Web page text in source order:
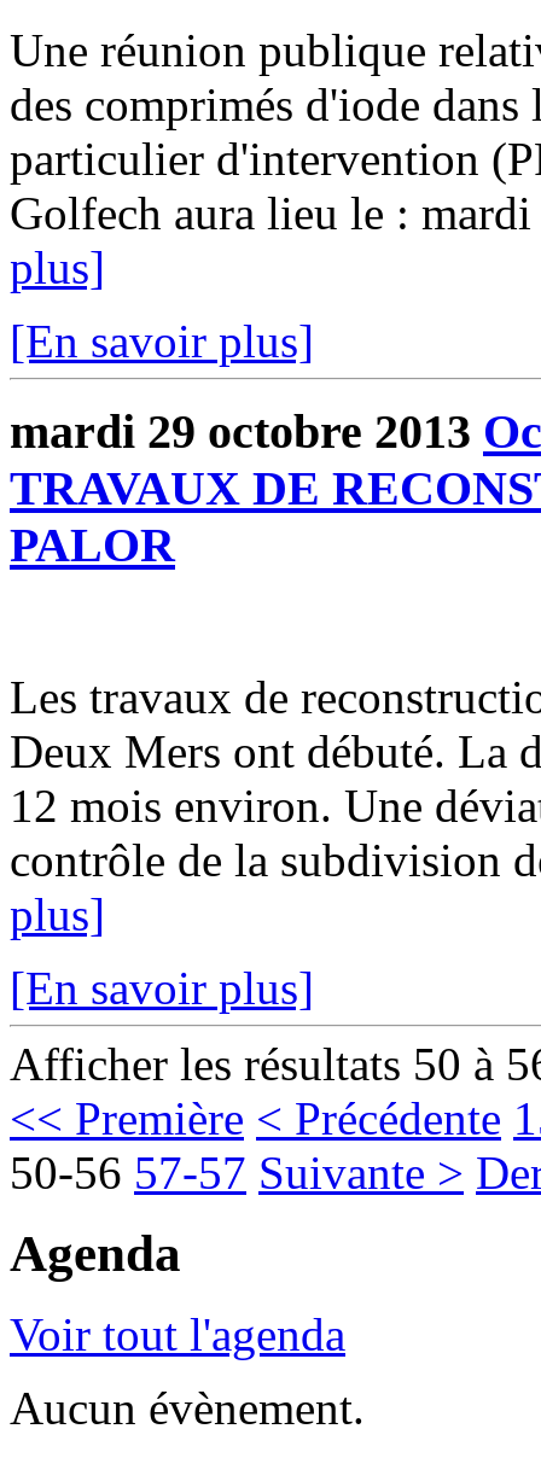
Une réunion publique
des comprimés d'iode
particulier d'intervention
Golfech aura lieu le :
plus]
[En savoir plus]
mardi 29 octobre 2013
TRAVAUX DE
PALOR
Les travaux de
Deux Mers ont débuté. La
12 mois environ. Une
contrôle de la subdivision
plus]
[En savoir plus]
Afficher les résultats 50 à
<< Première < Précédente
50-56 57-57 Suivante >
Agenda
Voir tout l'agenda
Aucun évènement.